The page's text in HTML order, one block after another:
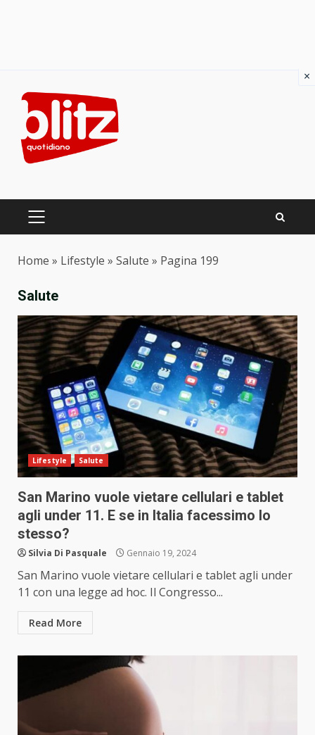
content
PRIMARY
Home » Lifestyle » Salute » Pagina 199
Salute
Lifestyle Salute
San Marino vuole vietare cellulari e tablet
agli under 11. E se in Italia facessimo lo
stesso?
Silvia Di Pasquale Gennaio 19, 2024
San Marino vuole vietare cellulari e tablet agli under
11 con una legge ad hoc. Il Congresso...
Read More
×